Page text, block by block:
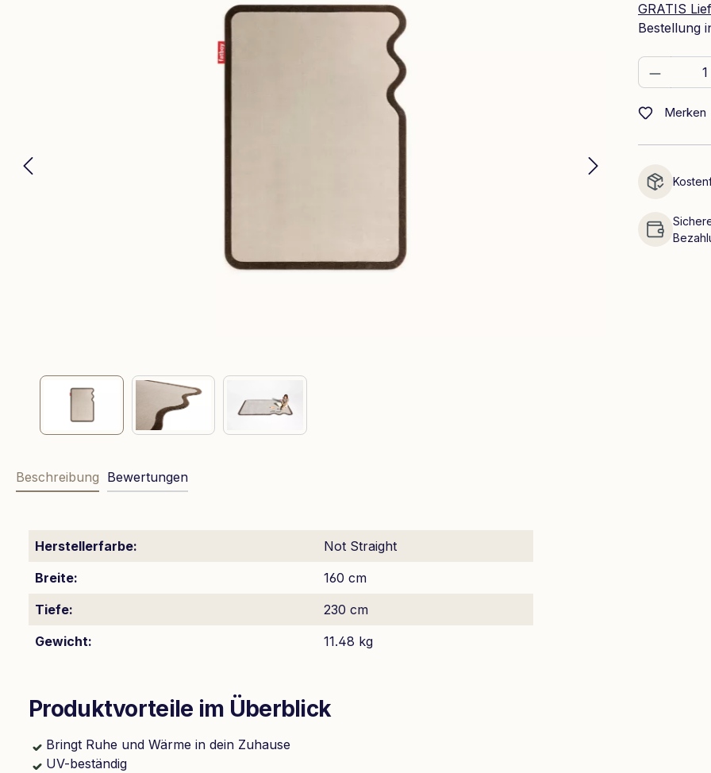
GRATIS
Bestellung
Merken
Beschreibung Bewertungen
Herstellerfarbe:
Not Straight
Breite:
160 cm
Tiefe:
230 cm
Gewicht:
11.48 kg
Produktvorteile im Überblick
Bringt Ruhe und Wärme in dein Zuhause
UV-beständig